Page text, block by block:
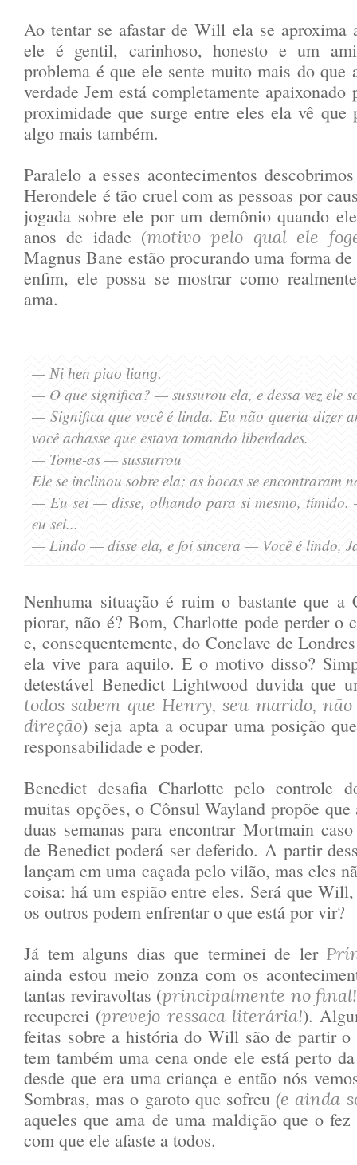
Ao tentar se afastar de Will ela se aproxima
ele é gentil, carinhoso, honesto e um
problema é que ele sente muito mais do que
verdade Jem está completamente apaixonado
proximidade que surge entre eles ela vê que
algo mais também.
Paralelo a esses acontecimentos
Herondele é tão cruel com as pessoas por
jogada sobre ele por um demônio quando
anos de idade (motivo pelo qual ele
Magnus Bane estão procurando uma forma
enfim, ele possa se mostrar como
ama.
— Ni hen piao liang.
— O que significa? — sussurou ela, e dessa vez ele
— Significa que você é linda. Eu não queria dizer
você achasse que estava tomando liberdades.
— Tome-as — sussurrou
Ele se inclinou sobre ela; as bocas se encontraram
— Eu sei — disse, olhando para si mesmo, tímido.
eu sei...
— Lindo — disse ela, e foi sincera — Você é lindo,
Nenhuma situação é ruim o bastante que a
piorar, não é? Bom, Charlotte pode perder o
e, consequentemente, do Conclave de
ela vive para aquilo. E o motivo disso?
detestável Benedict Lightwood duvida que
todos sabem que Henry, seu marido,
direção) seja apta a ocupar uma posição
responsabilidade e poder.
Benedict desafia Charlotte pelo controle
muitas opções, o Cônsul Wayland propõe
duas semanas para encontrar Mortmain
de Benedict poderá ser deferido. A partir
lançam em uma caçada pelo vilão, mas eles
coisa: há um espião entre eles. Será que
os outros podem enfrentar o que está por vir?
Já tem alguns dias que terminei de ler
ainda estou meio zonza com os
tantas reviravoltas (principalmente no final!
recuperei (prevejo ressaca literária!).
feitas sobre a história do Will são de partir o
tem também uma cena onde ele está perto
desde que era uma criança e então nós
Sombras, mas o garoto que sofreu(e ainda
aqueles que ama de uma maldição que o
com que ele afaste a todos.